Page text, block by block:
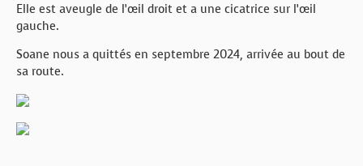
Elle est aveugle de l’œil droit et a une cicatrice sur l’œil
gauche.
Soane nous a quittés en septembre 2024, arrivée au bout de
sa route.